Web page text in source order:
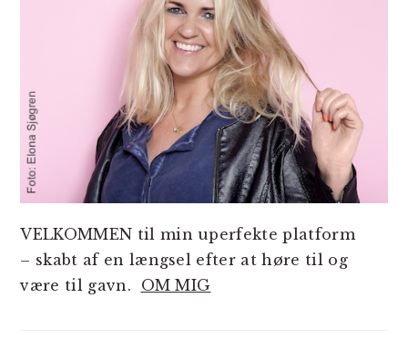
VELKOMMEN til min uperfekte platform
– skabt af en længsel efter at høre til og
være til gavn. OM MIG